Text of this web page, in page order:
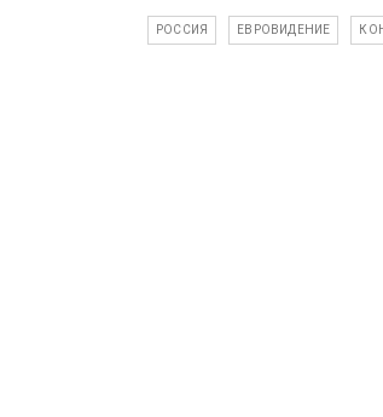
РОССИЯ ЕВРОВИДЕНИЕ